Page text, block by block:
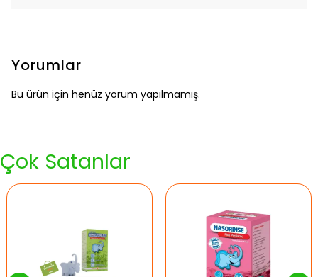
Yorumlar
Bu ürün için henüz yorum yapılmamış.
Çok Satanlar